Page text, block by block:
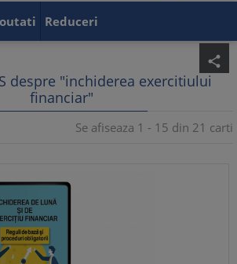
Reduceri
share
despre "inchiderea exercitiului
financiar"
Se afiseaza 1 - 15 din 21 carti